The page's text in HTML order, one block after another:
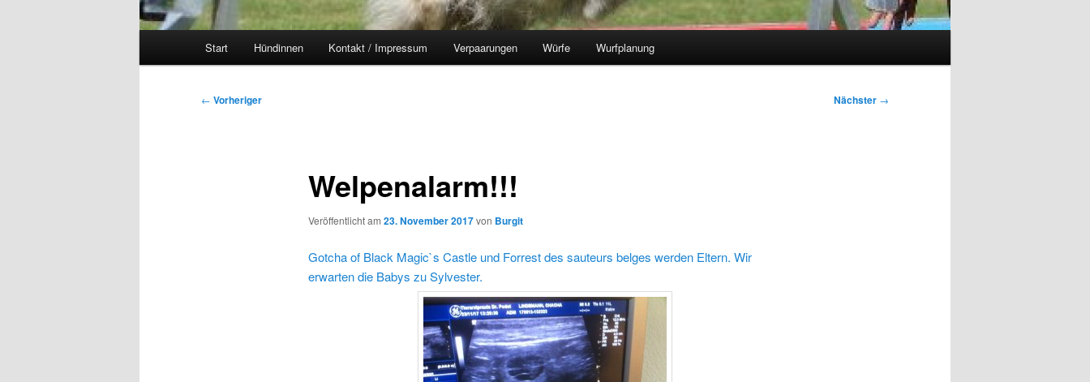
Start Hündinnen Kontakt / Impressum Verpaarungen Würfe Wurfplanung
Beitragsnavigation
← Vorheriger Nächster →
Welpenalarm!!!
Veröffentlicht am 23. November 2017von Burgit
Gotcha of Black Magic`s Castle und Forrest des sauteurs belges werden Eltern. Wir
erwarten die Babys zu Sylvester.